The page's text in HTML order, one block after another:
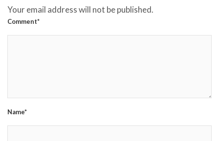
Your email address will not be published.
Comment*
Name*